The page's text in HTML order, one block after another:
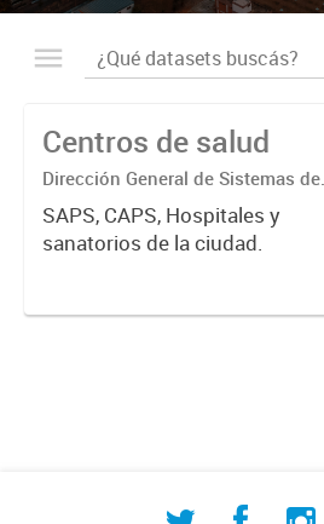
Centros de salud
Dirección General de Sistemas de
Información Geográfica
SAPS, CAPS, Hospitales y
sanatorios de la ciudad.